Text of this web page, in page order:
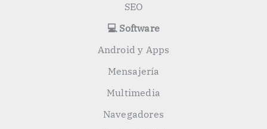
SEO
💻 Software
Android y Apps
Mensajería
Multimedia
Navegadores